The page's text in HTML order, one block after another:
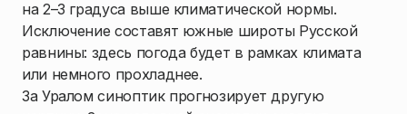
на 2–3 градуса выше климатической нормы.
Исключение составят южные широты Русской
равнины: здесь погода будет в рамках климата
или немного прохладнее.
За Уралом синоптик прогнозирует другую